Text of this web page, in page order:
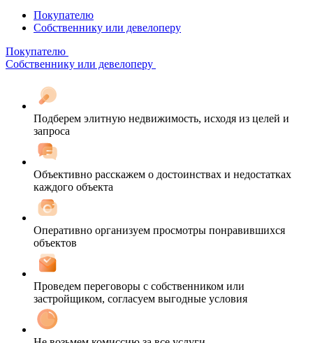
Покупателю
Собственнику или девелоперу
Покупателю
Собственнику или девелоперу
Подберем элитную недвижимость, исходя из целей и
запроса
Объективно расскажем о достоинствах и недостатках
каждого объекта
Оперативно организуем просмотры понравившихся
объектов
Проведем переговоры с собственником или
застройщиком, согласуем выгодные условия